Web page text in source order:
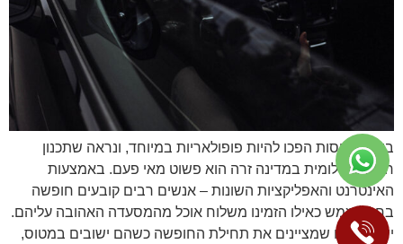
בימינו, טיסות הפכו להיות פופולאריות במיוחד, ונראה שתכנון
חופשה חלומית במדינה זרה הוא פשוט מאי פעם. באמצעות
האינטרנט והאפליקציות השונות – אנשים רבים קובעים חופשה
בחו"ל ממש כאילו הזמינו משלוח אוכל מהמסעדה האהובה עליהם.
יש את אלו שמציינים את תחילת החופשה כשהם ישובים במטוס,